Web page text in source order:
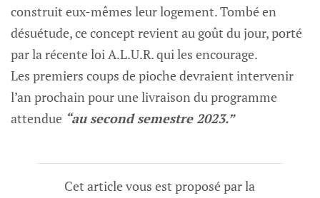
construit eux-mêmes leur logement. Tombé en
désuétude, ce concept revient au goût du jour, porté
par la récente loi A.L.U.R. qui les encourage.
Les premiers coups de pioche devraient intervenir
l’an prochain pour une livraison du programme
attendue “au second semestre 2023.”
Cet article vous est proposé par la